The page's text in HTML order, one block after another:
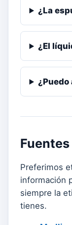
¿La
¿El
Preferimos
información
siempre la
tienes.